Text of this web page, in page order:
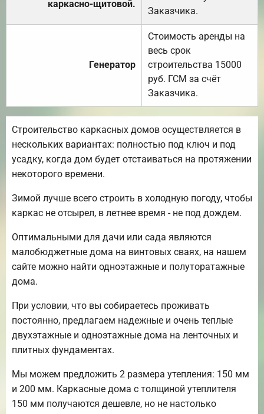
каркасно-щитовой.
Заказчика.
Генератор
Стоимость аренды на
весь срок
строительства 15000
руб. ГСМ за счёт
Заказчика.
Строительство каркасных домов осуществляется в
нескольких вариантах: полностью под ключ и под
усадку, когда дом будет отстаиваться на протяжении
некоторого времени.
Зимой лучше всего строить в холодную погоду, чтобы
каркас не отсырел, в летнее время - не под дождем.
Оптимальными для дачи или сада являются
малобюджетные дома на винтовых сваях, на нашем
сайте можно найти одноэтажные и полуторатажные
дома.
При условии, что вы собираетесь проживать
постоянно, предлагаем надежные и очень теплые
двухэтажные и одноэтажные дома на ленточных и
плитных фундаментах.
Мы можем предложить 2 размера утепления: 150 мм
и 200 мм. Каркасные дома с толщиной утеплителя
150 мм получаются дешевле, но не настолько